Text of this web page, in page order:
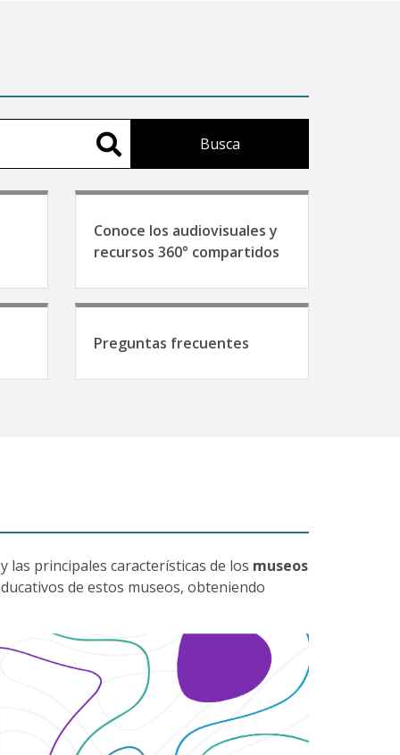
Busca
Conoce los audiovisuales y
recursos 360° compartidos
Preguntas frecuentes
las principales características de los museos
de estos museos, obteniendo